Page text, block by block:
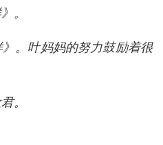
。
。叶妈妈的努力鼓励着很
。